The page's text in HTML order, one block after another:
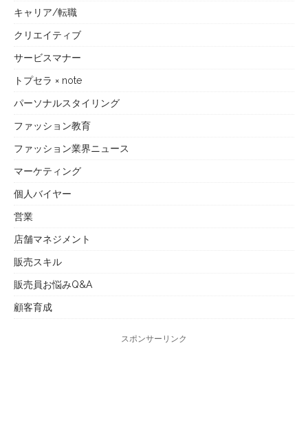
キャリア/転職
クリエイティブ
サービスマナー
トプセラ × note
パーソナルスタイリング
ファッション教育
ファッション業界ニュース
マーケティング
個人バイヤー
営業
店舗マネジメント
販売スキル
販売員お悩みQ&A
顧客育成
スポンサーリンク